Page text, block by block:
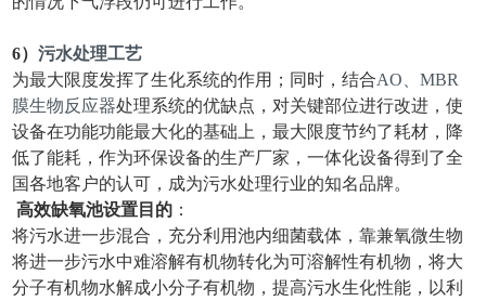
6）污水处理工艺
为最大限度发挥了生化系统的作用；同时，结合AO、MBR
膜生物反应器处理系统的优缺点，对关键部位进行改进，使
设备在功能功能最大化的基础上，最大限度节约了耗材，降
低了能耗，作为环保设备的生产厂家，一体化设备得到了全
国各地客户的认可，成为污水处理行业的知名品牌。
高效缺氧池设置目的 ：
将污水进一步混合，充分利用池内细菌载体，靠兼氧微生物
将进一步污水中难溶解有机物转化为可溶解性有机物，将大
分子有机物水解成小分子有机物，提高污水生化性能，以利